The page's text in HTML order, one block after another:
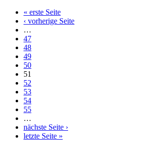
Seiten« erste Seite
‹ vorherige Seite
…
47
48
49
50
51
52
53
54
55
…
nächste Seite ›
letzte Seite »